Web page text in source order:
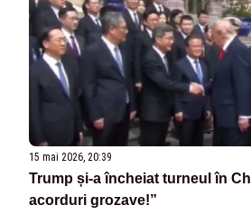
15 mai 2026, 20:39
Trump și-a încheiat turneul în
acorduri grozave!”